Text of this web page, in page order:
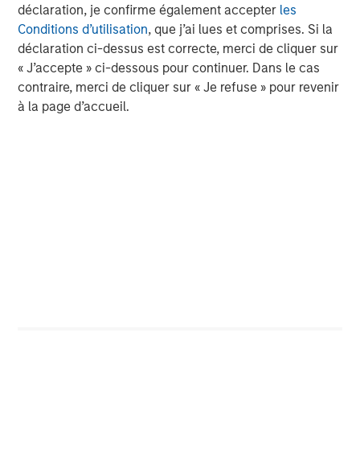
déclaration, je confirme également accepter les
Conditions d’utilisation, que j’ai lues et comprises. Si la
déclaration ci-dessus est correcte, merci de cliquer sur
« J’accepte » ci-dessous pour continuer. Dans le cas
contraire, merci de cliquer sur « Je refuse » pour revenir
à la page d’accueil.
La sélectivité s’impose dans le secteur
Compte tenu de la sensibilité du secteur à la dégradation
des marchés, il est essentiel d’identifier les sous-
secteurs, ou « niches », qui sont à la fois résilients et
bénéficient de bonnes perspectives de croissance
structurelle à long terme Pour chaque entreprise, nous